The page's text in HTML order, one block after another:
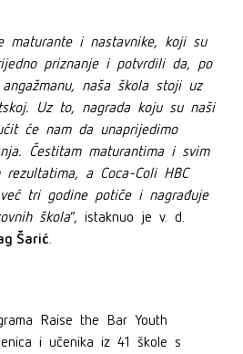
maturante i nastavnike, koji su
priznanje i potvrdili da, po
naša škola stoji uz
Uz to, nagrada koju su naši
će nam da unaprijedimo
Čestitam maturantima i svim
a Coca-Coli HBC
tri godine potiče i nagrađuje
škola“, istaknuo je v. d.
Šarić
Raise the Bar Youth
i učenika iz 41 škole s